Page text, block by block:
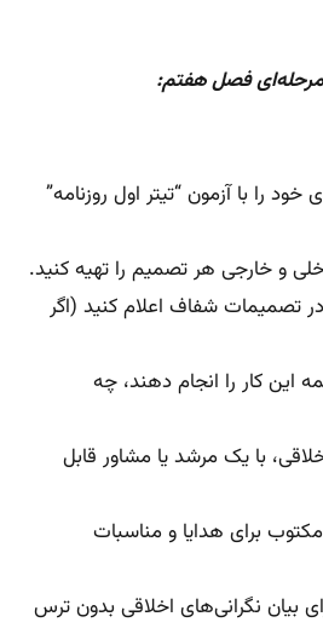
فصل هفتم:
را با آزمون “تیتر اول روزنامه”
تصمیمات شفاف اعلام کنید (اگر
این کار را انجام دهند، چه
با یک مرشد یا مشاور قابل
برای هدایا و مناسبات
بیان نگرانی‌های اخلاقی بدون ترس